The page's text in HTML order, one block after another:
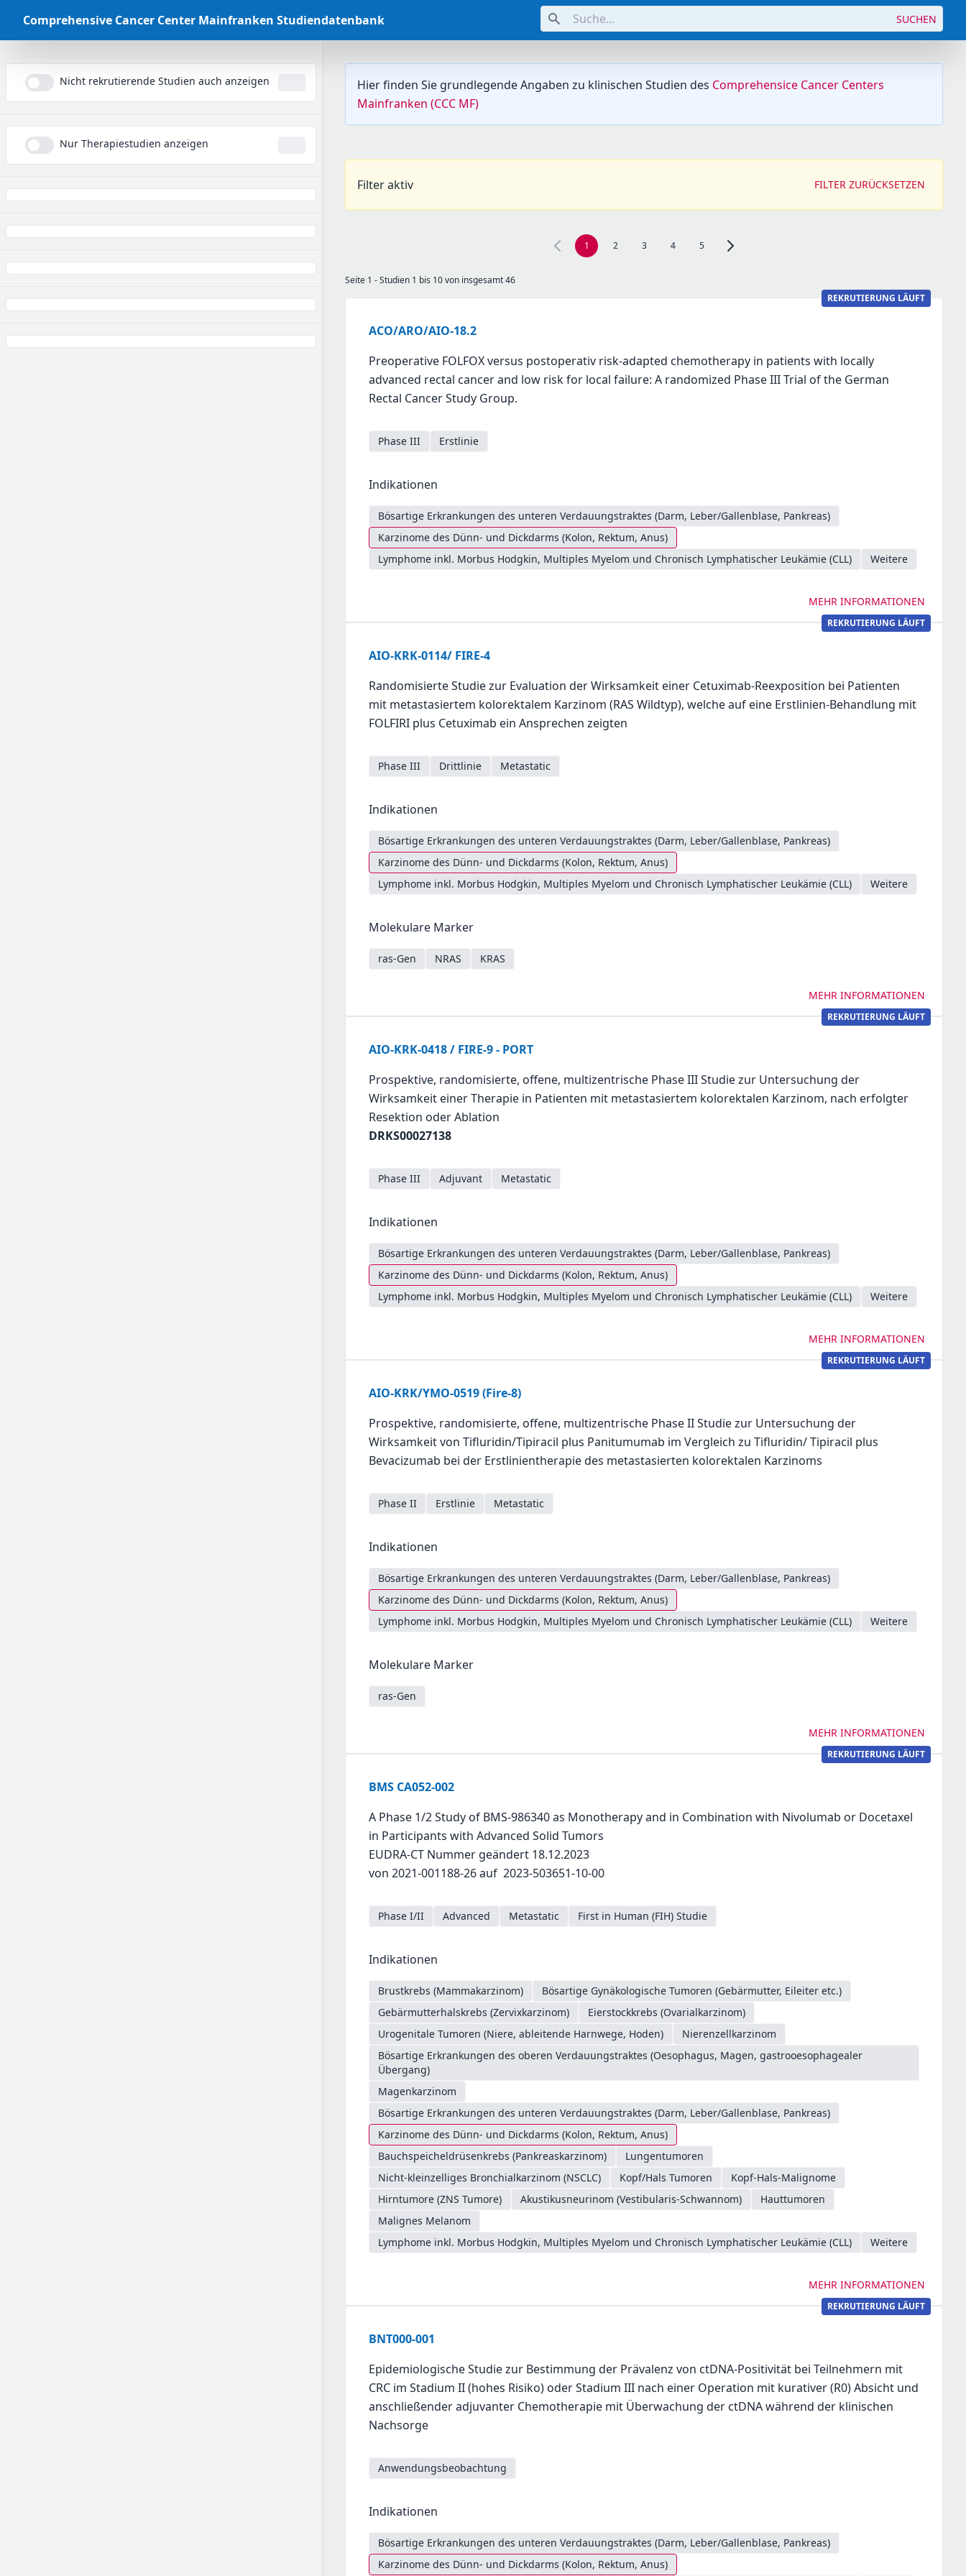
Comprehensive Cancer Center Mainfranken Studiendatenbank
Nicht rekrutierende Studien auch anzeigen
Nur Therapiestudien anzeigen
Hier finden Sie grundlegende Angaben zu klinischen Studien des Comprehensice Cancer Centers
Mainfranken (CCC MF)
Suche... SUCHEN
Filter aktiv FILTER ZURÜCKSETZEN
1 2 3 4 5 Zur nächsten Seite, Seite 2 navigieren
Seite 1 - Studien 1 bis 10 von insgesamt 46
REKRUTIERUNG LÄUFT
ACO/ARO/AIO-18.2
Preoperative FOLFOX versus postoperativ risk-adapted chemotherapy in patients with locally
advanced rectal cancer and low risk for local failure: A randomized Phase III Trial of the German
Rectal Cancer Study Group.
Phase III Erstlinie
Indikationen
Bösartige Erkrankungen des unteren Verdauungstraktes (Darm, Leber/Gallenblase, Pankreas)
Karzinome des Dünn- und Dickdarms (Kolon, Rektum, Anus)
Lymphome inkl. Morbus Hodgkin, Multiples Myelom und Chronisch Lymphatischer Leukämie (CLL)
Weitere
MEHR INFORMATIONEN
REKRUTIERUNG LÄUFT
AIO-KRK-0114/ FIRE-4
Randomisierte Studie zur Evaluation der Wirksamkeit einer Cetuximab-Reexposition bei Patienten
mit metastasiertem kolorektalem Karzinom (RAS Wildtyp), welche auf eine Erstlinien-Behandlung mit
FOLFIRI plus Cetuximab ein Ansprechen zeigten
Phase III Drittlinie Metastatic
Indikationen
Bösartige Erkrankungen des unteren Verdauungstraktes (Darm, Leber/Gallenblase, Pankreas)
Karzinome des Dünn- und Dickdarms (Kolon, Rektum, Anus)
Lymphome inkl. Morbus Hodgkin, Multiples Myelom und Chronisch Lymphatischer Leukämie (CLL)
Weitere
Molekulare Marker
ras-Gen NRAS KRAS
MEHR INFORMATIONEN
REKRUTIERUNG LÄUFT
AIO-KRK-0418 / FIRE-9 - PORT
Prospektive, randomisierte, offene, multizentrische Phase III Studie zur Untersuchung der
Wirksamkeit einer Therapie in Patienten mit metastasiertem kolorektalen Karzinom, nach erfolgter
Resektion oder Ablation
DRKS00027138
Phase III Adjuvant Metastatic
Indikationen
Bösartige Erkrankungen des unteren Verdauungstraktes (Darm, Leber/Gallenblase, Pankreas)
Karzinome des Dünn- und Dickdarms (Kolon, Rektum, Anus)
Lymphome inkl. Morbus Hodgkin, Multiples Myelom und Chronisch Lymphatischer Leukämie (CLL)
Weitere
MEHR INFORMATIONEN
REKRUTIERUNG LÄUFT
AIO-KRK/YMO-0519 (Fire-8)
Prospektive, randomisierte, offene, multizentrische Phase II Studie zur Untersuchung der
Wirksamkeit von Tifluridin/Tipiracil plus Panitumumab im Vergleich zu Tifluridin/ Tipiracil plus
Bevacizumab bei der Erstlinientherapie des metastasierten kolorektalen Karzinoms
Phase II Erstlinie Metastatic
Indikationen
Bösartige Erkrankungen des unteren Verdauungstraktes (Darm, Leber/Gallenblase, Pankreas)
Karzinome des Dünn- und Dickdarms (Kolon, Rektum, Anus)
Lymphome inkl. Morbus Hodgkin, Multiples Myelom und Chronisch Lymphatischer Leukämie (CLL)
Weitere
Molekulare Marker
ras-Gen
MEHR INFORMATIONEN
REKRUTIERUNG LÄUFT
BMS CA052-002
A Phase 1/2 Study of BMS-986340 as Monotherapy and in Combination with Nivolumab or Docetaxel
in Participants with Advanced Solid Tumors
EUDRA-CT Nummer geändert 18.12.2023
von 2021-001188-26 auf 2023-503651-10-00
Phase I/II Advanced Metastatic First in Human (FIH) Studie
Indikationen
Brustkrebs (Mammakarzinom)
Bösartige Gynäkologische Tumoren (Gebärmutter, Eileiter etc.)
Gebärmutterhalskrebs (Zervixkarzinom)
Eierstockkrebs (Ovarialkarzinom)
Urogenitale Tumoren (Niere, ableitende Harnwege, Hoden)
Nierenzellkarzinom
Bösartige Erkrankungen des oberen Verdauungstraktes (Oesophagus, Magen, gastrooesophagealer
Übergang)
Magenkarzinom
Bösartige Erkrankungen des unteren Verdauungstraktes (Darm, Leber/Gallenblase, Pankreas)
Karzinome des Dünn- und Dickdarms (Kolon, Rektum, Anus)
Bauchspeicheldrüsenkrebs (Pankreaskarzinom)
Lungentumoren
Nicht-kleinzelliges Bronchialkarzinom (NSCLC)
Kopf/Hals Tumoren
Kopf-Hals-Malignome
Hirntumore (ZNS Tumore)
Akustikusneurinom (Vestibularis-Schwannom)
Hauttumoren
Malignes Melanom
Lymphome inkl. Morbus Hodgkin, Multiples Myelom und Chronisch Lymphatischer Leukämie (CLL)
Weitere
MEHR INFORMATIONEN
REKRUTIERUNG LÄUFT
BNT000-001
Epidemiologische Studie zur Bestimmung der Prävalenz von ctDNA-Positivität bei Teilnehmern mit
CRC im Stadium II (hohes Risiko) oder Stadium III nach einer Operation mit kurativer (R0) Absicht und
anschließender adjuvanter Chemotherapie mit Überwachung der ctDNA während der klinischen
Nachsorge
Anwendungsbeobachtung
Indikationen
Bösartige Erkrankungen des unteren Verdauungstraktes (Darm, Leber/Gallenblase, Pankreas)
Karzinome des Dünn- und Dickdarms (Kolon, Rektum, Anus)